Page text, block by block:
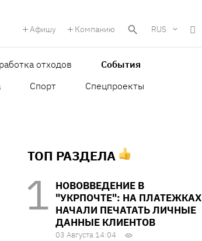
Афишу Компанию RUS
отходов
События
Спорт
Спецпроекты
ТОП РАЗДЕЛА
НОВОВВЕДЕНИЕ В
"УКРПОЧТЕ": НА ПЛАТЕЖКАХ
НАЧАЛИ ПЕЧАТАТЬ ЛИЧНЫЕ
ДАННЫЕ КЛИЕНТОВ
03 Августа 14:04